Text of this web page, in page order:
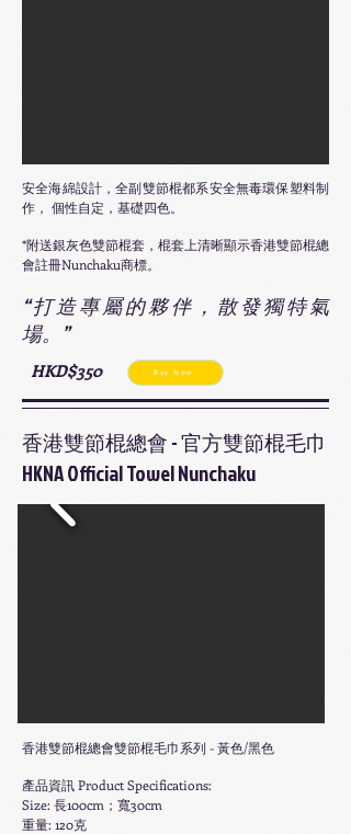
安全海綿設計，全副雙節棍都系安全無毒環保塑料制
作， 個性自定，基礎四色。
*附送銀灰色雙節棍套，棍套上清晰顯示香港雙節棍總
會註冊Nunchaku商標。
“打造專屬的夥伴，散發獨特氣
場。”
Buy Now
HKD$350
香港雙節棍總會 - 官方雙節棍毛巾
HKNA Official Towel Nunchaku
香港雙節棍總會雙節棍毛巾系列 - 黃色/黑色
產品資訊 Product Specifications:
Size: 長100cm；寬30cm
重量: 120克​